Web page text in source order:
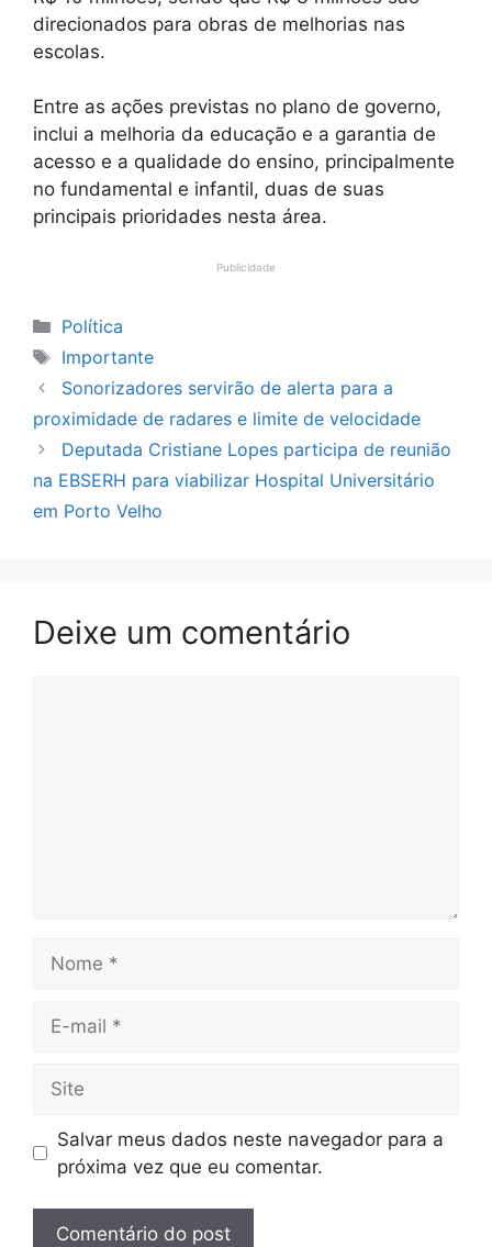
direcionados para obras de melhorias nas
escolas.
Entre as ações previstas no plano de governo,
inclui a melhoria da educação e a garantia de
acesso e a qualidade do ensino, principalmente
no fundamental e infantil, duas de suas
principais prioridades nesta área.
Publicidade
Categorias
Política
Tags
Importante
Sonorizadores servirão de alerta para a
proximidade de radares e limite de velocidade
Deputada Cristiane Lopes participa de reunião
na EBSERH para viabilizar Hospital Universitário
em Porto Velho
Deixe um comentário
mail
Salvar meus dados neste navegador para a
próxima vez que eu comentar.